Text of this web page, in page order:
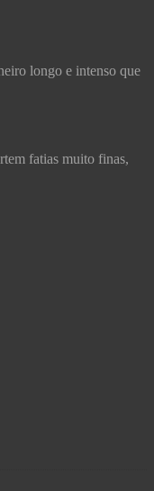
longo e intenso que
fatias muito finas,